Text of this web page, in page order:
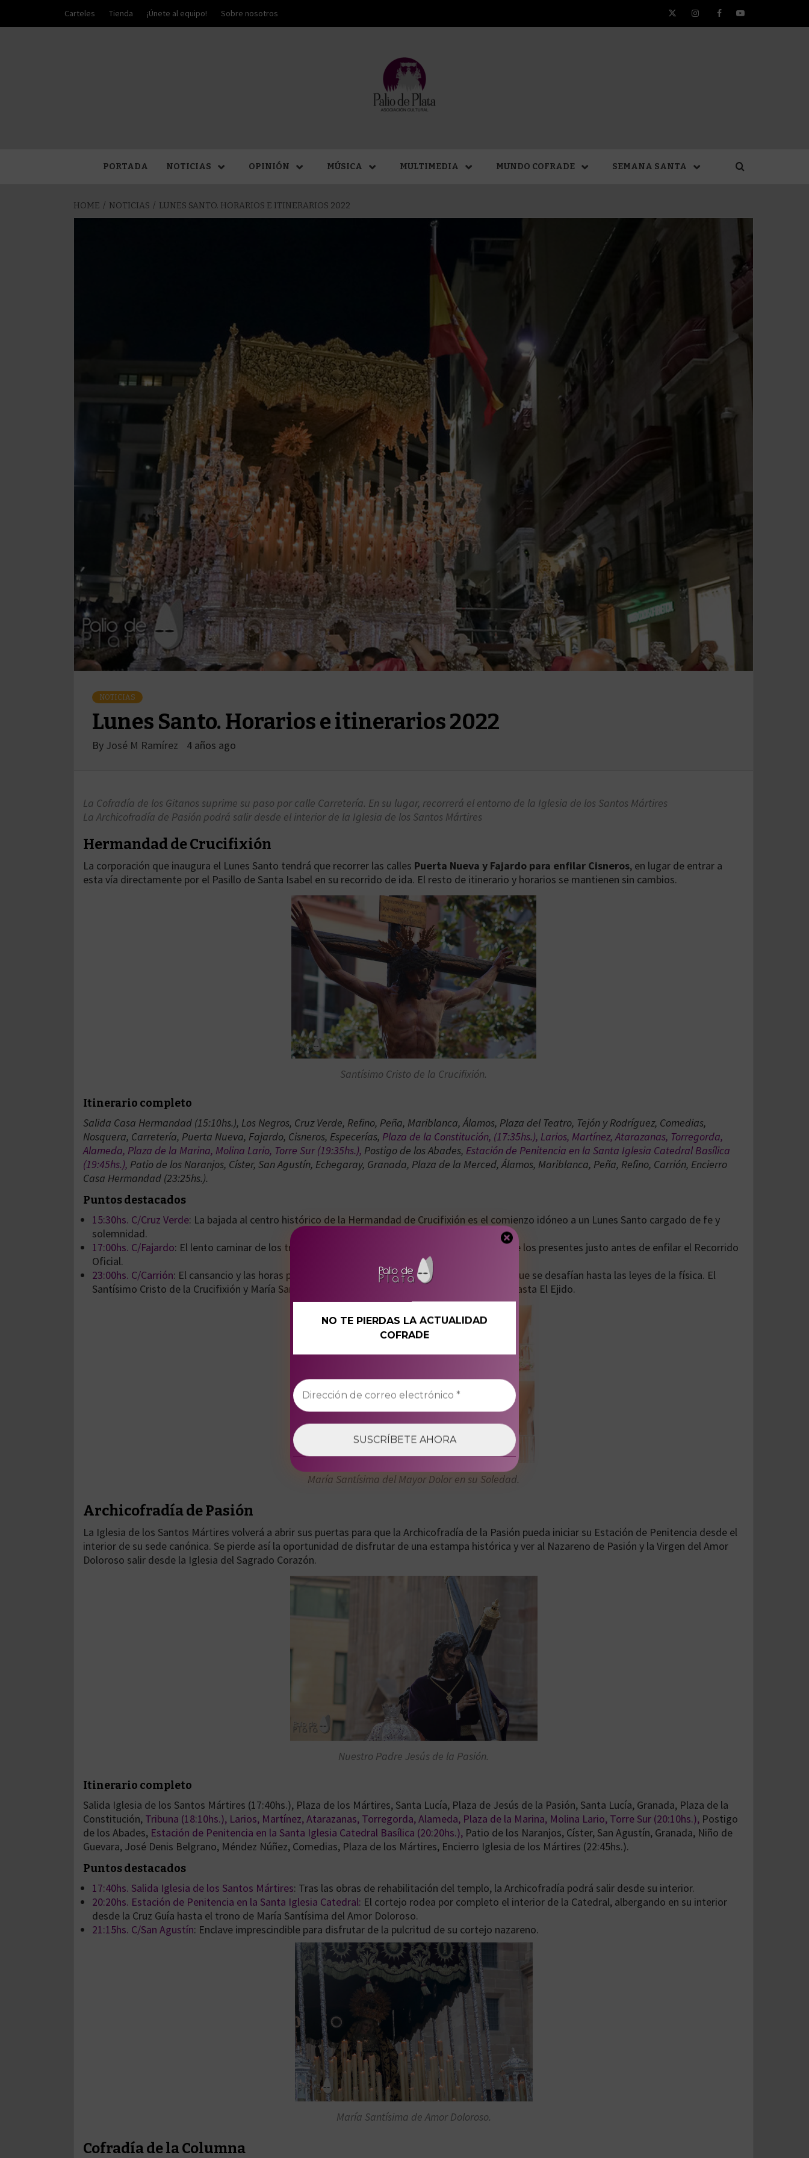
content
Carteles Tienda ¡Únete al equipo! Sobre nosotros TwitterInstagramFacebookYouTube
SEMANA SANTA DE
MÁLAGA
PORTADA NOTICIAS OPINIÓN MÚSICA MULTIMEDIA MUNDO COFRADE SEMANA SANTA
HOME NOTICIAS LUNES SANTO. HORARIOS E ITINERARIOS 2022
NOTICIAS
Lunes Santo. Horarios e itinerarios 2022
By José M Ramírez 4 años ago
La Cofradía de los Gitanos suprime su paso por calle Carretería. En su lugar, recorrerá el entorno de la Iglesia de los Santos Mártires
La Archicofradía de Pasión podrá salir desde el interior de la Iglesia de los Santos Mártires
Hermandad de Crucifixión
La corporación que inaugura el Lunes Santo tendrá que recorrer las calles Puerta Nueva y Fajardo para enfilar Cisneros, en lugar de entrar a
esta vía directamente por el Pasillo de Santa Isabel en su recorrido de ida. El resto de itinerario y horarios se mantienen sin cambios.
Santísimo Cristo de la Crucifixión.
Itinerario completo
Salida Casa Hermandad (15:10hs.), Los Negros, Cruz Verde, Refino, Peña, Mariblanca, Álamos, Plaza del Teatro, Tejón y Rodríguez, Comedias,
Nosquera, Carretería, Puerta Nueva, Fajardo, Cisneros, Especerías, Plaza de la Constitución, (17:35hs.), Larios, Martínez, Atarazanas, Torregorda,
Alameda, Plaza de la Marina, Molina Lario, Torre Sur (19:35hs.), Postigo de los Abades, Estación de Penitencia en la Santa Iglesia Catedral Basílica
(19:45hs.), Patio de los Naranjos, Císter, San Agustín, Echegaray, Granada, Plaza de la Merced, Álamos, Mariblanca, Peña, Refino, Carrión, Encierro
Casa Hermandad (23:25hs.).
Puntos destacados
15:30hs. C/Cruz Verde: La bajada al centro histórico de la Hermandad de Crucifixión es el comienzo idóneo a un Lunes Santo cargado de fe y
solemnidad.
17:00hs. C/Fajardo: El lento caminar de los tronos por las curvas de Fajardo harán las delicias de los presentes justo antes de enfilar el Recorrido
Oficial.
23:00hs. C/Carrión: El cansancio y las horas parecen no pesar en este punto del recorrido en el que se desafían hasta las leyes de la física. El
Santísimo Cristo de la Crucifixión y María Santísima del Mayor Dolor en su Soledad ascienden hasta El Ejido.
María Santísima del Mayor Dolor en su Soledad.
Archicofradía de Pasión
La Iglesia de los Santos Mártires volverá a abrir sus puertas para que la Archicofradía de la Pasión pueda iniciar su Estación de Penitencia desde el
interior de su sede canónica. Se pierde así la oportunidad de disfrutar de una estampa histórica y ver al Nazareno de Pasión y la Virgen del Amor
Doloroso salir desde la Iglesia del Sagrado Corazón.
Nuestro Padre Jesús de la Pasión.
Itinerario completo
Salida Iglesia de los Santos Mártires (17:40hs.), Plaza de los Mártires, Santa Lucía, Plaza de Jesús de la Pasión, Santa Lucía, Granada, Plaza de la
Constitución, Tribuna (18:10hs.), Larios, Martínez, Atarazanas, Torregorda, Alameda, Plaza de la Marina, Molina Lario, Torre Sur (20:10hs.), Postigo
de los Abades, Estación de Penitencia en la Santa Iglesia Catedral Basílica (20:20hs.), Patio de los Naranjos, Císter, San Agustín, Granada, Niño de
Guevara, José Denis Belgrano, Méndez Núñez, Comedias, Plaza de los Mártires, Encierro Iglesia de los Mártires (22:45hs.).
Puntos destacados
17:40hs. Salida Iglesia de los Santos Mártires: Tras las obras de rehabilitación del templo, la Archicofradía podrá salir desde su interior.
20:20hs. Estación de Penitencia en la Santa Iglesia Catedral: El cortejo rodea por completo el interior de la Catedral, albergando en su interior
desde la Cruz Guía hasta el trono de María Santísima del Amor Doloroso.
21:15hs. C/San Agustín: Enclave imprescindible para disfrutar de la pulcritud de su cortejo nazareno.
María Santísima de Amor Doloroso.
Cofradía de la Columna
NO TE PIERDAS LA ACTUALIDAD
COFRADE